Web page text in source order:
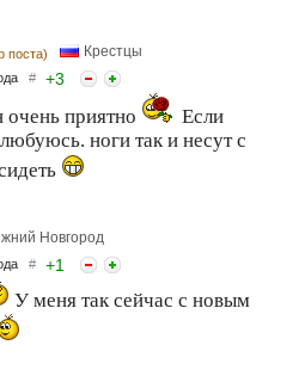
поста) Крестцы
# +3
приятно
Если
ноги так и несут с
Новгород
# +1
У меня так сейчас с новым